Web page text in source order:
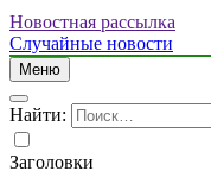
Новостная рассылка
Случайные новости
Меню
Найти:
Заголовки